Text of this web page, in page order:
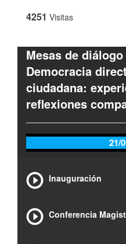
4251 Visitas
Mesas de
Democracia
ciudadana:
reflexiones
21/
Inauguración
Conferencia